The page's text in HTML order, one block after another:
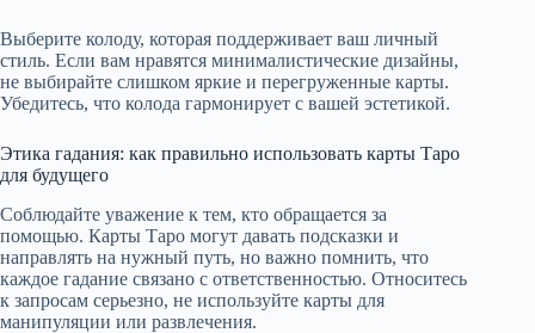
Выберите колоду, которая поддерживает ваш личный
стиль. Если вам нравятся минималистические дизайны,
не выбирайте слишком яркие и перегруженные карты.
Убедитесь, что колода гармонирует с вашей эстетикой.
Этика гадания: как правильно использовать карты Таро
для будущего
Соблюдайте уважение к тем, кто обращается за
помощью. Карты Таро могут давать подсказки и
направлять на нужный путь, но важно помнить, что
каждое гадание связано с ответственностью. Относитесь
к запросам серьезно, не используйте карты для
манипуляции или развлечения.